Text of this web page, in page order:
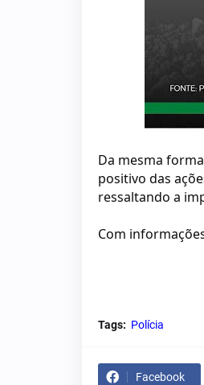
Da mesma
positivo das
ressaltando a
Com
Tags: Polícia
Facebook